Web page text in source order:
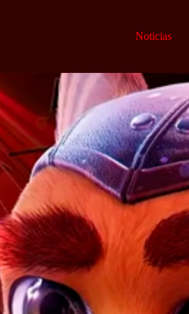
Noticias